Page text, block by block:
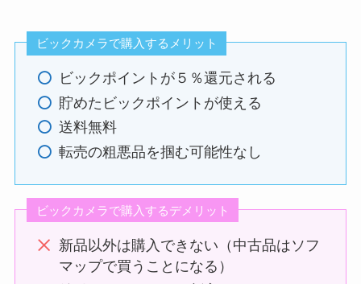
ビックカメラで購入するメリット
ビックポイントが５％還元される
貯めたビックポイントが使える
送料無料
転売の粗悪品を掴む可能性なし
ビックカメラで購入するデメリット
新品以外は購入できない（中古品はソフ
マップで買うことになる）